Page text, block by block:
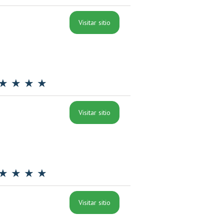
★ ★ ★
Visitar sitio
★ ★ ★
Visitar sitio
Visitar sitio